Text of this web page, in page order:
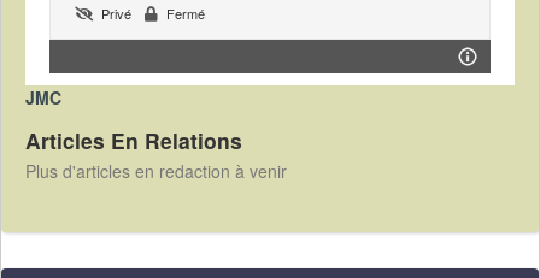
Privé
Fermé
JMC
Articles En Relations
Plus d'articles en redaction à venir